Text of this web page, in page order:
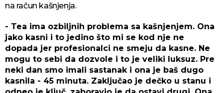
na račun kašnjenja.
- Tea ima ozbiljnih problema sa kašnjenjem. Ona
jako kasni i to jedino što mi se kod nje ne
dopada jer profesionalci ne smeju da kasne. Ne
mogu to sebi da dozvole i to je veliki luksuz. Pre
neki dan smo imali sastanak i ona je baš dugo
kasnila - 45 minuta. Zaključao je dečko u stanu i